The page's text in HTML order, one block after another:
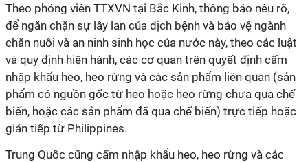
Theo phóng viên TTXVN tại Bắc Kinh, thông báo nêu rõ,
để ngăn chặn sự lây lan của dịch bệnh và bảo vệ ngành
chăn nuôi và an ninh sinh học của nước này, theo các luật
và quy định hiện hành, các cơ quan trên quyết định cấm
nhập khẩu heo, heo rừng và các sản phẩm liên quan (sản
phẩm có nguồn gốc từ heo hoặc heo rừng chưa qua chế
biến, hoặc các sản phẩm đã qua chế biến) trực tiếp hoặc
gián tiếp từ Philippines.
Trung Quốc cũng cấm nhập khẩu heo, heo rừng và các